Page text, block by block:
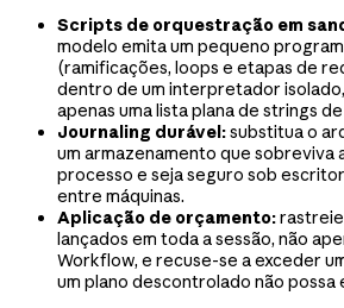
Scripts de orquestração em
modelo emita um pequeno
(ramificações, loops e etapas de
dentro de um interpretador
apenas uma lista plana de strings
Journaling durável:substitua o
um armazenamento que sobreviva
processo e seja seguro sob
entre máquinas.
Aplicação de orçamento:
lançados em toda a sessão, não
Workflow, e recuse-se a exceder
um plano descontrolado não possa